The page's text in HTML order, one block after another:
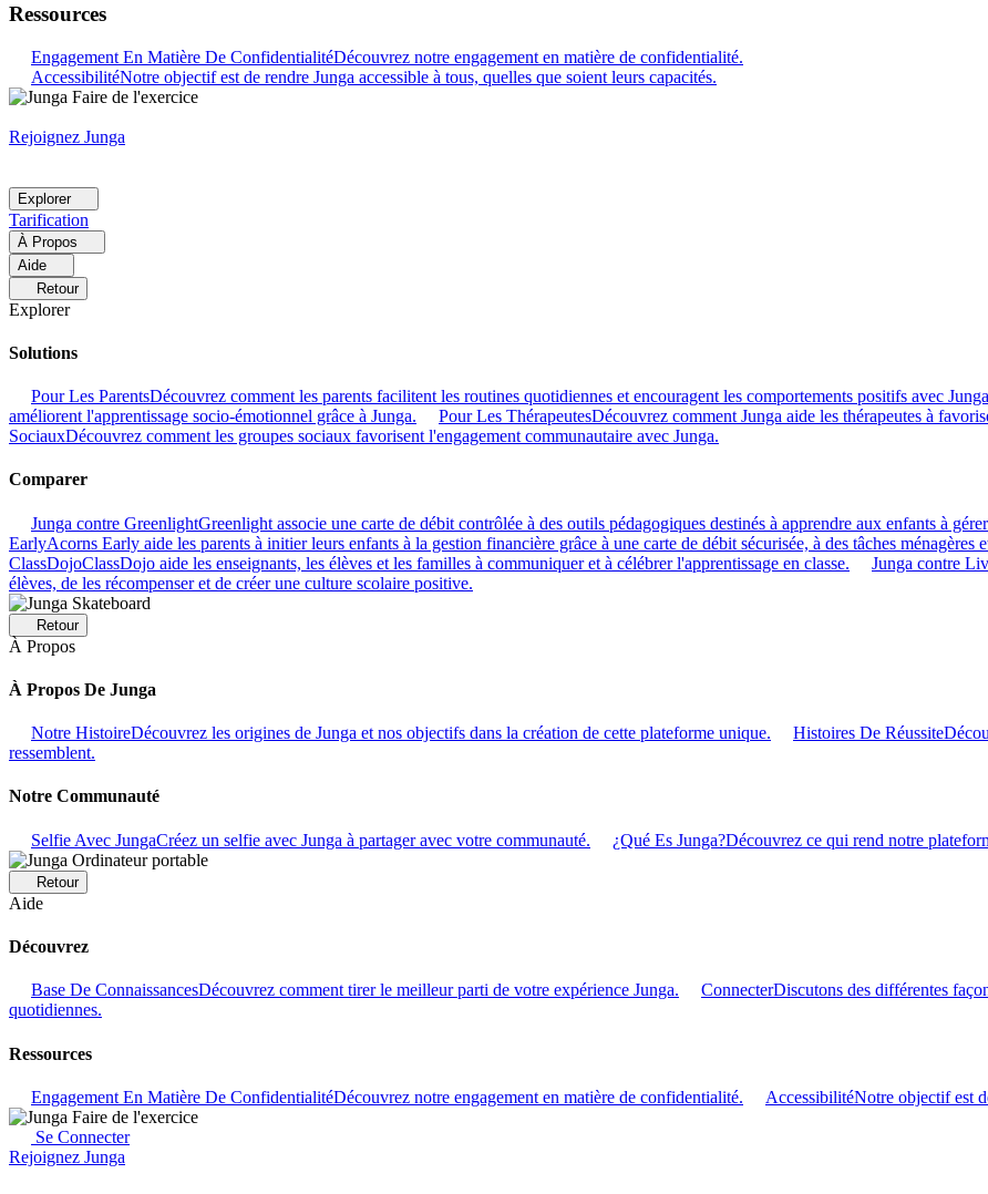
Ressources
Engagement En Matière De ConfidentialitéDécouvrez notre engagement en matière de confidentialité.
AccessibilitéNotre objectif est de rendre Junga accessible à tous, quelles que soient leurs capacités.
Rejoignez Junga
Explorer
Tarification
À Propos
Aide
Retour
Explorer
Solutions
Pour Les ParentsDécouvrez comment les parents facilitent les routines quotidiennes et encouragent les comportements positifs avec
améliorent l'apprentissage socio-émotionnel grâce à Junga.
Pour Les ThérapeutesDécouvrez comment Junga aide les thérapeutes à
SociauxDécouvrez comment les groupes sociaux favorisent l'engagement communautaire avec Junga.
Comparer
Junga contre GreenlightGreenlight associe une carte de débit contrôlée à des outils pédagogiques destinés à apprendre aux enfants à
EarlyAcorns Early aide les parents à initier leurs enfants à la gestion financière grâce à une carte de débit sécurisée, à des tâches ménagères
ClassDojoClassDojo aide les enseignants, les élèves et les familles à communiquer et à célébrer l'apprentissage en classe. Junga contre
élèves, de les récompenser et de créer une culture scolaire positive.
Retour
À Propos
À Propos De Junga
Notre HistoireDécouvrez les origines de Junga et nos objectifs dans la création de cette plateforme unique. Histoires De Réussite
ressemblent.
Notre Communauté
Selfie Avec JungaCréez un selfie avec Junga à partager avec votre communauté. ¿Qué Es Junga?Découvrez ce qui rend notre
Retour
Aide
Découvrez
Base De ConnaissancesDécouvrez comment tirer le meilleur parti de votre expérience Junga. ConnecterDiscutons des différentes
quotidiennes.
Ressources
Engagement En Matière De ConfidentialitéDécouvrez notre engagement en matière de confidentialité. AccessibilitéNotre objectif est
Se Connecter
Rejoignez Junga